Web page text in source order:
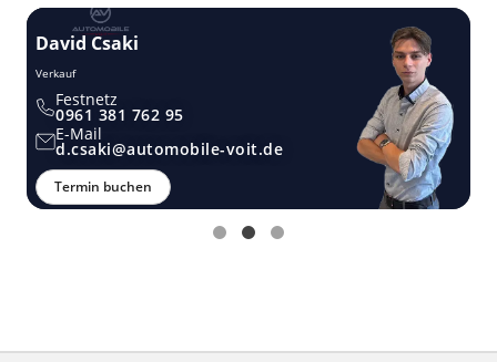
David Csaki
Verkauf
Festnetz
0961 381 762 95
E-Mail
d.csaki@automobile-voit.de
Termin buchen